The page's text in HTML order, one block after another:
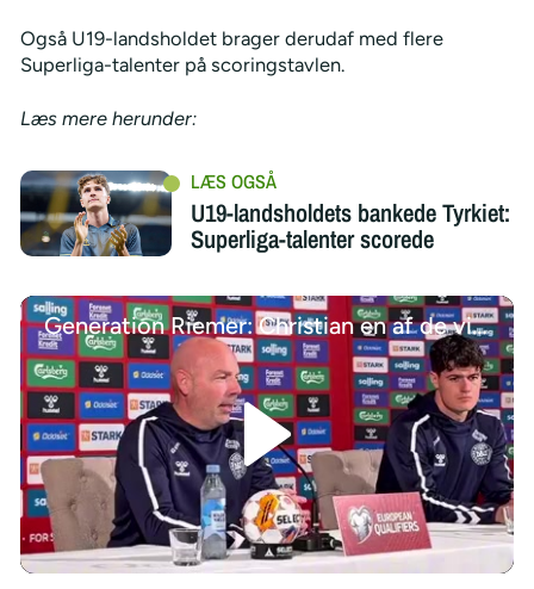
Også U19-landsholdet brager derudaf med flere
Superliga-talenter på scoringstavlen.
Læs mere herunder:
U19-landsholdets bankede Tyrkiet:
Superliga-talenter scorede
Generation Riemer: Christian en af de vigtigste
/